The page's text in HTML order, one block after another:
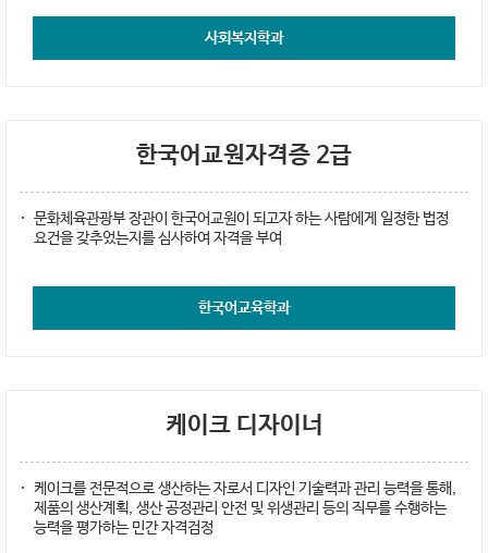
사회복지학과
한국어교원자격증 2급
문화체육관광부 장관이 한국어교원이 되고자 하는 사람에게 일정한 법정
요건을 갖추었는지를 심사하여 자격을 부여
한국어교육학과
케이크 디자이너
케이크를 전문적으로 생산하는 자로서 디자인 기술력과 관리 능력을 통해,
제품의 생산계획, 생산 공정관리 안전 및 위생관리 등의 직무를 수행하는
능력을 평가하는 민간 자격검정